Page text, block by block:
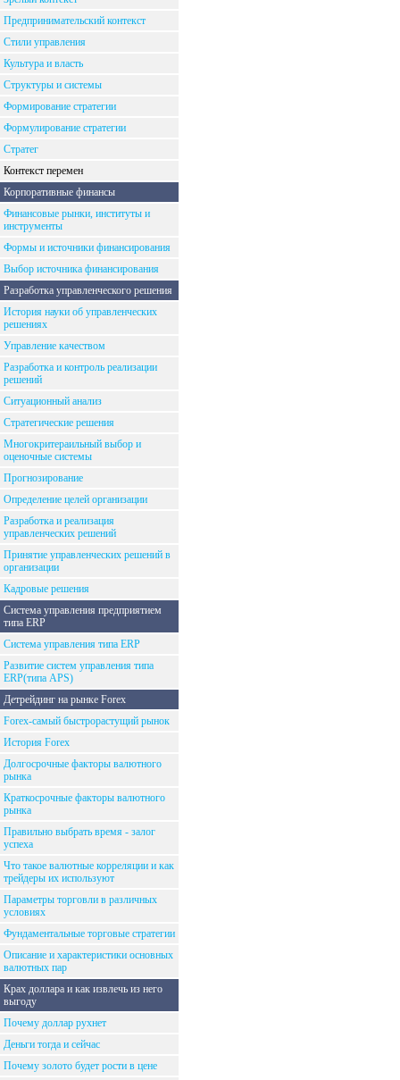
Предпринимательский контекст
Стили управления
Культура и власть
Структуры и системы
Формирование стратегии
Формулирование стратегии
Стратег
Контекст перемен
Корпоративные финансы
Финансовые рынки, институты и
инструменты
Формы и источники финансирования
Выбор источника финансирования
Разработка управленческого решения
История науки об управленческих
решениях
Управление качеством
Разработка и контроль реализации
решений
Ситуационный анализ
Стратегические решения
Многокритераильный выбор и
оценочные системы
Прогнозирование
Определение целей организации
Разработка и реализация
управленческих решений
Принятие управленческих решений в
организации
Кадровые решения
Система управления предприятием
типа ERP
Система управления типа ERP
Развитие систем управления типа
ERP(типа APS)
Детрейдинг на рынке Forex
Forex-самый быстрорастущий рынок
История Forex
Долгосрочные факторы валютного
рынка
Краткосрочные факторы валютного
рынка
Правильно выбрать время - залог
успеха
Что такое валютные корреляции и как
трейдеры их используют
Параметры торговли в различных
условиях
Фундаментальные торговые стратегии
Описание и характеристики основных
валютных пар
Крах доллара и как извлечь из него
выгоду
Почему доллар рухнет
Деньги тогда и сейчас
Почему золото будет рости в цене